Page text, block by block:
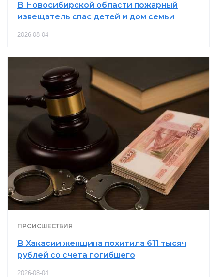
В Новосибирской области пожарный
извещатель спас детей и дом семьи
2026-08-04
ПРОИСШЕСТВИЯ
В Хакасии женщина похитила 611 тысяч
рублей со счета погибшего
2026-08-04